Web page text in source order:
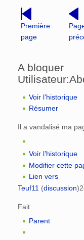
Première
page
A bloquer
Voir l’historique
Résumer
Il a vandalisé ma
Voir l’historique
Modifier cette
Lien vers
Teuf11 (discussion)
Fait
Parent